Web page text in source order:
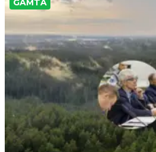
GAMTA